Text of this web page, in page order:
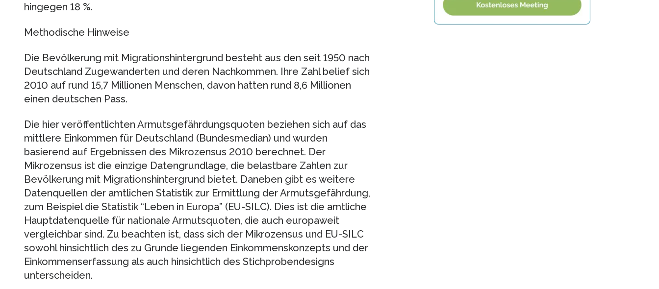
hingegen 18 %.
Methodische Hinweise
Die Bevölkerung mit Migrationshintergrund besteht aus den seit 1950 nach
Deutschland Zugewanderten und deren Nachkommen. Ihre Zahl belief sich
2010 auf rund 15,7 Millionen Menschen, davon hatten rund 8,6 Millionen
einen deutschen Pass.
Die hier veröffentlichten Armutsgefährdungsquoten beziehen sich auf das
mittlere Einkommen für Deutschland (Bundesmedian) und wurden
basierend auf Ergebnissen des Mikrozensus 2010 berechnet. Der
Mikrozensus ist die einzige Datengrundlage, die belastbare Zahlen zur
Bevölkerung mit Migrationshintergrund bietet. Daneben gibt es weitere
Datenquellen der amtlichen Statistik zur Ermittlung der Armutsgefährdung,
zum Beispiel die Statistik “Leben in Europa” (EU-SILC). Dies ist die amtliche
Hauptdatenquelle für nationale Armutsquoten, die auch europaweit
vergleichbar sind. Zu beachten ist, dass sich der Mikrozensus und EU-SILC
sowohl hinsichtlich des zu Grunde liegenden Einkommenskonzepts und der
Einkommenserfassung als auch hinsichtlich des Stichprobendesigns
unterscheiden.